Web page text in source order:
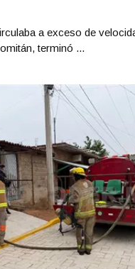
a exceso de
terminó ...